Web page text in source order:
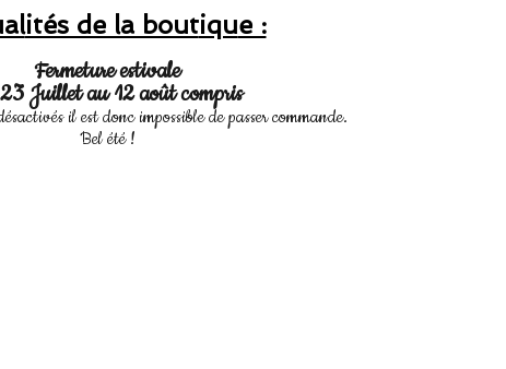
ités de la boutique :
Fermeture estivale
Juillet au 12 août compris
il est donc impossible de passer commande.
Bel été !